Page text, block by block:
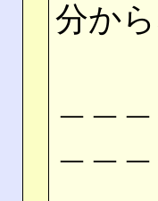
分か